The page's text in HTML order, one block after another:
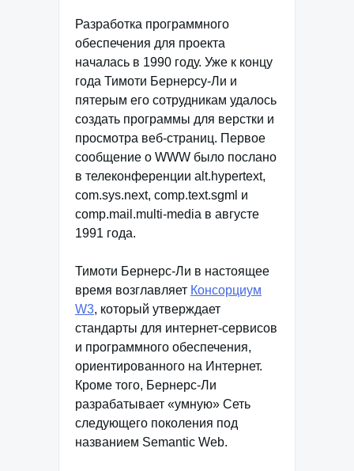
Разработка программного
обеспечения для проекта
началась в 1990 году. Уже к концу
года Тимоти Бернерсу-Ли и
пятерым его сотрудникам удалось
создать программы для верстки и
просмотра веб-страниц. Первое
сообщение о WWW было послано
в телеконференции alt.hypertext,
com.sys.next, comp.text.sgml и
comp.mail.multi-media в августе
1991 года.
Тимоти Бернерс-Ли в настоящее
время возглавляет Консорциум
W3, который утверждает
стандарты для интернет-сервисов
и программного обеспечения,
ориентированного на Интернет.
Кроме того, Бернерс-Ли
разрабатывает «умную» Сеть
следующего поколения под
названием Semantic Web.